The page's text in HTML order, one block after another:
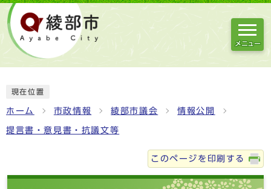
メニュー
現在位置
ホーム 市政情報 綾部市議会 情報公開
提言書・意見書・抗議文等
このページを印刷する